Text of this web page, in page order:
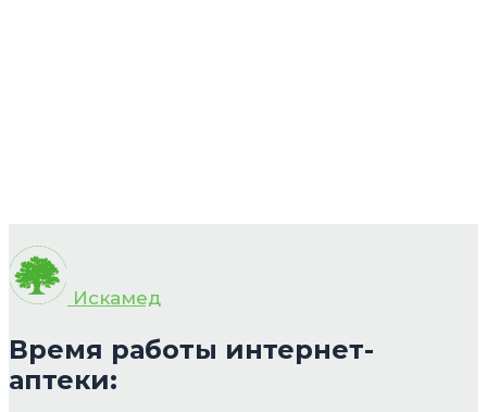
Искамед
Время работы интернет-
аптеки: